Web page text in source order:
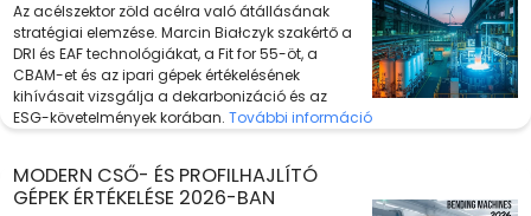
Az acélszektor zöld acélra való átállásának
stratégiai elemzése. Marcin Białczyk szakértő a
DRI és EAF technológiákat, a Fit for 55-öt, a
CBAM-et és az ipari gépek értékelésének
kihívásait vizsgálja a dekarbonizáció és az
ESG-követelmények korában. További információ
MODERN CSŐ- ÉS PROFILHAJLÍTÓ
GÉPEK ÉRTÉKELÉSE 2026-BAN